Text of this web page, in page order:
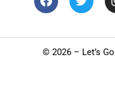
© 2026 – Let’s